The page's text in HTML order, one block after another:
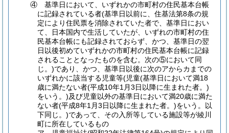
④ 基準日において、いずれかの市町村の住民基本台帳
に記録されている者(基準日以前に、住基法第8条の規
定により住民票を消除されていた者で、基準日におい
て、日本国内で生活していたが、いずれの市町村の住
民基本台帳にも記録されておらず、かつ、基準日の翌
日以後初めていずれかの市町村の住民基本台帳に記録
されることとなったものを含む。次の⑤において同
じ。)であり、かつ、基準日以後に次のアからカまでの
いずれかに該当する児童等(児童(基準日において満18
歳に満たない者(平成10年1月3日以降に生まれた者。)
をいう。)及び児童以外の基準日において満20歳に満た
ない者(平成8年1月3日以降に生まれた者。)をいう。以
下同じ。)であって、その入所等している施設等が綾川
町に所在しているもの